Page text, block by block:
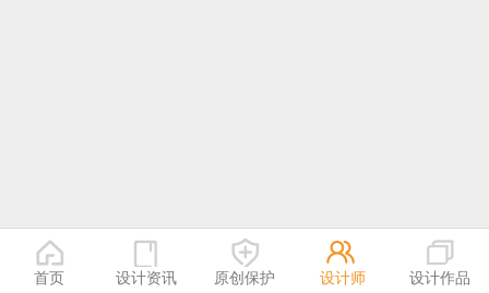
首页 设计资讯 原创保护 设计师 设计作品